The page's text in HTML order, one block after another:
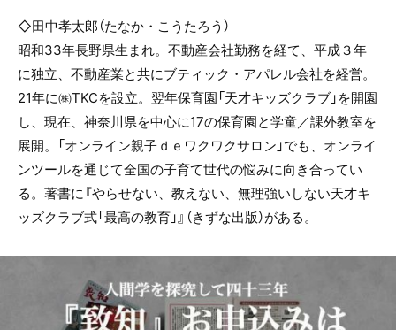
◇田中孝太郎（たなか・こうたろう）
昭和33年長野県生まれ。不動産会社勤務を経て、平成３年
に独立、不動産業と共にブティック・アパレル会社を経営。
21年に㈱TKCを設立。翌年保育園「天才キッズクラブ」を開園
し、現在、神奈川県を中心に17の保育園と学童／課外教室を
展開。「オンライン親子ｄｅワクワクサロン」でも、オンライ
ンツールを通じて全国の子育て世代の悩みに向き合ってい
る。著書に『やらせない、教えない、無理強いしない天才キ
ッズクラブ式「最高の教育」』（きずな出版）がある。